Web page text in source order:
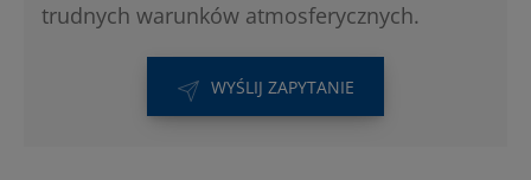
trudnych warunków atmosferycznych.
WYŚLIJ ZAPYTANIE